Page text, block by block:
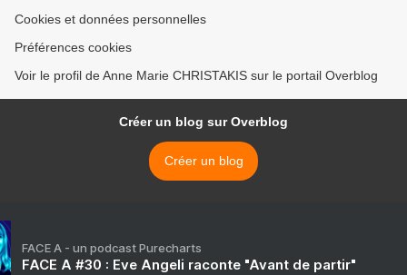
Cookies et données personnelles
Préférences cookies
Voir le profil de Anne Marie CHRISTAKIS sur le portail Overblog
Créer un blog sur Overblog
Créer un blog
FACE A - un podcast Purecharts
FACE A #30 : Eve Angeli raconte "Avant de partir"